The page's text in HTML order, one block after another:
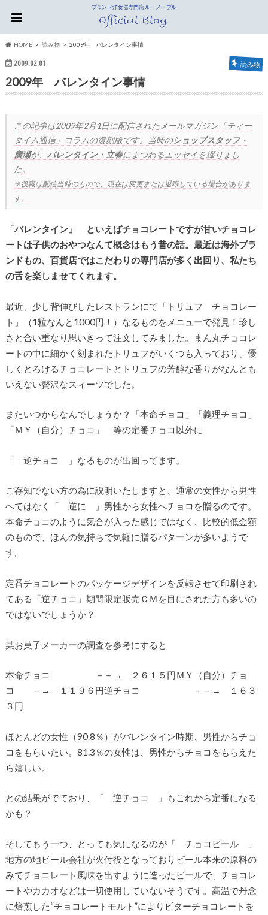
ブランド洋食器専門店 ル・ノーブル
HOME 読み物 2009年 バレンタイン事情
2009.02.01 読み物
2009年 バレンタイン事情
この記事は2009年2月1日に配信されたメールマガジン「ティー
タイム通信」コラムの復刻版です。当時のショップスタッフ・
廣瀬が、 バレンタイン・立春にまつわるエッセイを綴りまし
た。
※役職は配信当時のもので、現在は変更または退職している場合がありま
す。
「バレンタイン」 といえばチョコレートですが甘いチョコレ
ートは子供のおやつなんて概念はもう昔の話。最近は海外ブラ
ンドもの、百貨店ではこだわりの専門店が多く出回り、私たち
の舌を楽しませてくれます。
最近、少し背伸びしたレストランにて「トリュフ チョコレー
ト」（1粒なんと1000円！）なるものをメニューで発見！珍し
さと合い重なり思いきって注文してみました。まん丸チョコレ
ートの中に細かく刻まれたトリュフがいくつも入っており、優
しくとろけるチョコレートとトリュフの芳醇な香りがなんとも
いえない贅沢なスィーツでした。
またいつからなんでしょうか？「本命チョコ」「義理チョコ」
「ＭＹ（自分）チョコ」 等の定番チョコ以外に
「 逆チョコ 」なるものが出回ってます。
ご存知でない方の為に説明いたしますと、通常の女性から男性
へではなく「 逆に 」男性から女性へチョコを贈るのです。
本命チョコのように気合が入った感じではなく、比較的低金額
のもので、ほんの気持ちで気軽に贈るパターンが多いようで
す。
定番チョコレートのパッケージデザインを反転させて印刷され
てある「逆チョコ」期間限定販売ＣＭを目にされた方も多いの
ではないでしょうか？
某お菓子メーカーの調査を参考にすると
本命チョコ －－→ ２６１５円ＭＹ（自分）チョ
コ －→ １１９６円逆チョコ －－→ １６３
３円
ほとんどの女性（90.8％）がバレンタイン時期、男性からチョ
コをもらいたい。81.3％の女性は、男性からチョコをもらえた
ら嬉しい。
との結果がでており、「 逆チョコ 」もこれから定番になる
かも？
そしてもう一つ、とっても気になるのが「 チョコビール 」
地方の地ビール会社が火付役となっておりビール本来の原料の
みでチョコレート風味を出すように造ったビールで、チョコレ
ートやカカオなどは一切使用していないそうです。高温で丹念
に焙煎した“チョコレートモルト”によりビターチョコレートを